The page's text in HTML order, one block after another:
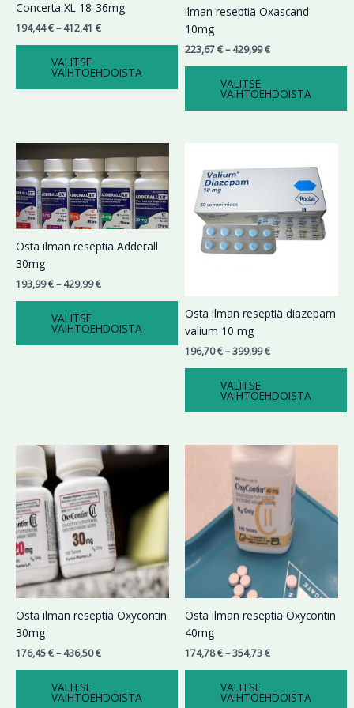
Concerta XL 18-36mg
194,44€– 412,41 €
VALITSE
VAIHTOEHDOISTA
Voit
tehdä
valinnat
tuotteen
ilman reseptiä Oxascand
10mg
223,67€– 429,99€
VALITSE
VAIHTOEHDOISTA
tehdä
valinnat
tuotteen
Osta ilman reseptiä Adderall
30mg
193,99€– 429,99€
193,99 €
-
429,99 €
VALITSE
VAIHTOEHDOISTA
tuotteella
on
useampi
muunnelma.
tehdä
valinnat
tuotteen
Osta ilman reseptiä diazepam
valium 10 mg
196,70€–399,99€
399,99 €
VALITSE
VAIHTOEHDOISTA
tuotteella
useampi
muunnelma.
Voit
tehdä
sivulla.
Osta ilman reseptiä Oxycontin
30mg
176,45€– 436,50€
Hintaluokka:
176,45 €
-
436,50 €
VALITSE
VAIHTOEHDOISTA
Tällä
tuotteella
on
useampi
muunnelma.
Voit
tehdä
valinnat
tuotteen
sivulla.
Osta ilman reseptiä Oxycontin
40mg
174,78€–354,73€
Hintaluokka:
174,78 €
354,73 €
VALITSE
VAIHTOEHDOISTA
useampi
muunnelma.
Voit
tehdä
valinnat
sivulla.